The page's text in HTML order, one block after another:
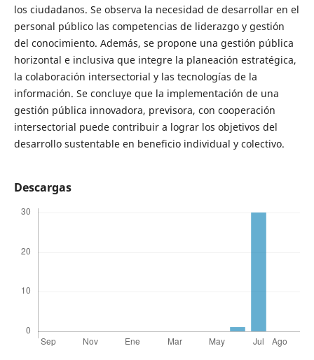
los ciudadanos. Se observa la necesidad de desarrollar en el
personal público las competencias de liderazgo y gestión
del conocimiento. Además, se propone una gestión pública
horizontal e inclusiva que integre la planeación estratégica,
la colaboración intersectorial y las tecnologías de la
información. Se concluye que la implementación de una
gestión pública innovadora, previsora, con cooperación
intersectorial puede contribuir a lograr los objetivos del
desarrollo sustentable en beneficio individual y colectivo.
Descargas